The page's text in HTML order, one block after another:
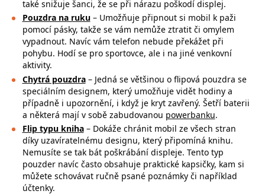
také snižuje šanci, že se při nárazu poškodí displej.
Pouzdra na ruku– Umožňuje připnout si mobil k paži
pomocí pásky, takže se vám nemůže ztratit či omylem
vypadnout. Navíc vám telefon nebude překážet při
pohybu. Hodí se pro sportovce, ale i na jiné venkovní
aktivity.
Chytrá pouzdra– Jedná se většinou o flipová pouzdra se
speciálním designem, který umožňuje vidět hodiny a
případně i upozornění, i když je kryt zavřený. Šetří baterii
a některá mají v sobě zabudovanou powerbanku.
Flip typu kniha– Dokáže chránit mobil ze všech stran
díky uzavíratelnému designu, který připomíná knihu.
Nemusíte se tak bát poškrábání displeje. Tento typ
pouzder navíc často obsahuje praktické kapsičky, kam si
můžete schovávat ručně psané poznámky či například
účtenky.